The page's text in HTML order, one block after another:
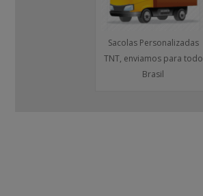
Sacolas Personalizadas
TNT, enviamos para todo
Brasil